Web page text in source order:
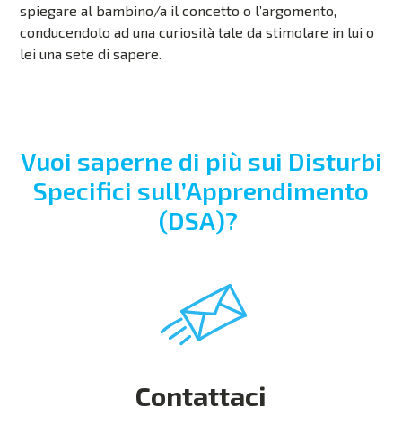
spiegare al bambino/a il concetto o l’argomento,
conducendolo ad una curiosità tale da stimolare in lui o
lei una sete di sapere.
Vuoi saperne di più sui Disturbi
Specifici sull’Apprendimento
(DSA)?
Contattaci